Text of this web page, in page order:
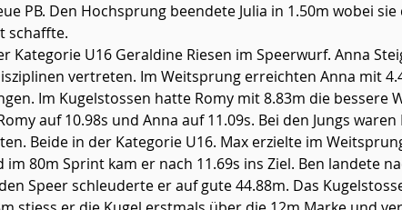
PB. Den Hochsprung beendete Julia in 1.50m wobei
schaffte.
Kategorie U16 Geraldine Riesen im Speerwurf. Anna
vertreten. Im Weitsprung erreichten Anna mit
Im Kugelstossen hatte Romy mit 8.83m die bessere
auf 10.98s und Anna auf 11.09s. Bei den Jungs
Beide in der Kategorie U16. Max erzielte im
80m Sprint kam er nach 11.69s ins Ziel. Ben landete
Speer schleuderte er auf gute 44.88m. Das